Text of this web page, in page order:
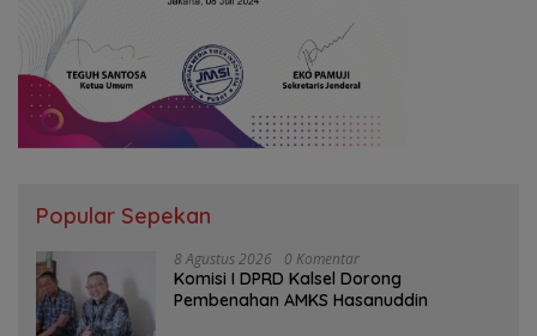
Popular Sepekan
8 Agustus 2026 0 Komentar
Komisi I DPRD Kalsel Dorong
Pembenahan AMKS Hasanuddin